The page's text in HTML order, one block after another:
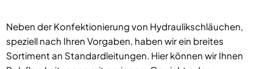
Neben der Konfektionierung von Hydraulikschläuchen,
speziell nach Ihren Vorgaben, haben wir ein breites
Sortiment an Standardleitungen. Hier können wir Ihnen